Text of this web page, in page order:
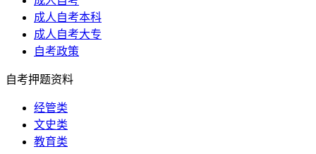
成人自考本科
成人自考大专
自考政策
自考押题资料
经管类
文史类
教育类